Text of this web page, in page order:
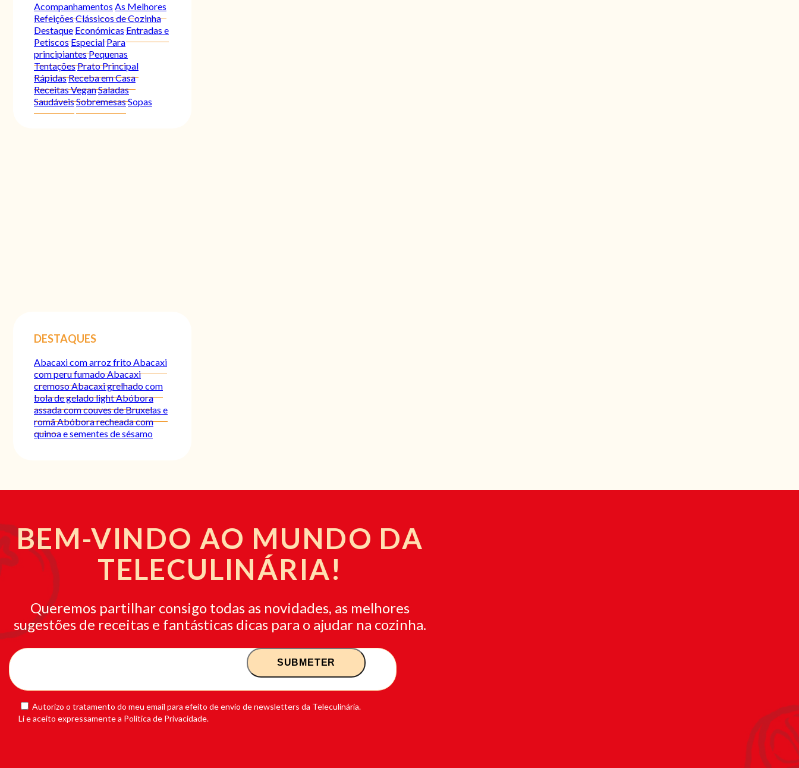
Acompanhamentos As Melhores
RefeiçõesClássicos de Cozinha
Destaque EconómicasEntradas e
PetiscosEspecialPara
principiantesPequenas
TentaçõesPrato Principal
RápidasReceba em Casa
Receitas VeganSaladas
SaudáveisSobremesasSopas
DESTAQUES
Abacaxi com arroz fritoAbacaxi
com peru fumadoAbacaxi
cremosoAbacaxi grelhado com
bola de gelado lightAbóbora
assada com couves de Bruxelas e
romãAbóbora recheada com
quinoa e sementes de sésamo
BEM-VINDO AO MUNDO DA
TELECULINÁRIA!
Queremos partilhar consigo todas as novidades, as melhores
sugestões de receitas e fantásticas dicas para o ajudar na cozinha.
Autorizo o tratamento do meu email para efeito de envio de newsletters da Teleculinária.
Li e aceito expressamente a Política de Privacidade.